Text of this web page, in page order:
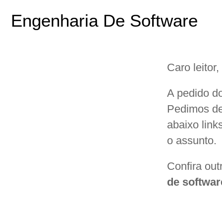
Engenharia De Software
Caro leitor,
A pedido
Pedimos
abaixo
o assunto.
Confira
de